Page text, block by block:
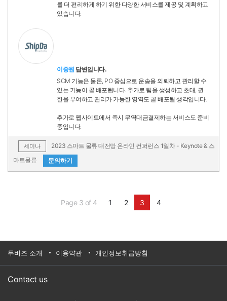
를 더 편리하게 하기 위한 다양한 서비스를 제공 및 계획하고
있습니다.
이중원 답변입니다.
SCM 기능은 물론, PO 중심으로 운송을 의뢰하고 관리할 수
있는 기능이 곧 배포됩니다. 추가로 팀을 생성하고 초대, 권
한을 부여하고 관리가 가능한 영역도 곧 배포될 생각입니다.
추가로 웹사이트에서 즉시 무역대금결제하는 서비스도 준비
중입니다.
세미나
2023 스마트 물류 대전망 온라인 컨퍼런스 1일차 - Keynote & 스
마트물류
문의하기
Page 3 of 4 1 2 3 4
두비즈 소개 이용약관 개인정보취급방침
Contact us